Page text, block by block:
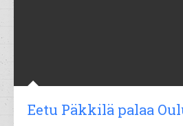
Eetu Päkkilä palaa